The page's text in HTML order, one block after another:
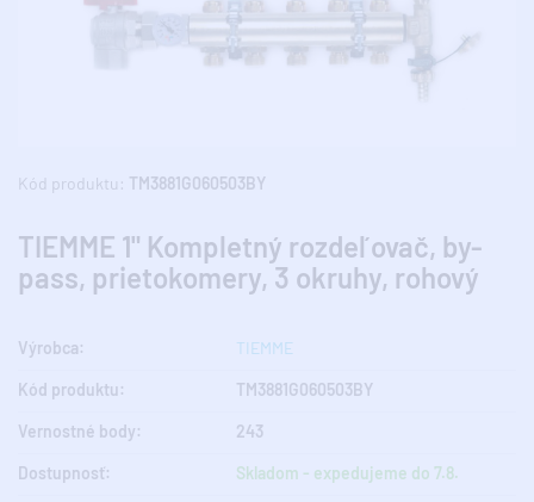
Kód produktu: TM3881G060503BY
TIEMME 1" Kompletný rozdeľovač, by-
pass, prietokomery, 3 okruhy, rohový
Výrobca: TIEMME
Kód produktu: TM3881G060503BY
Vernostné body: 243
Dostupnosť: Skladom - expedujeme do 7.8.